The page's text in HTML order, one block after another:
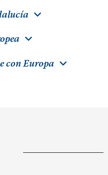
con Europa